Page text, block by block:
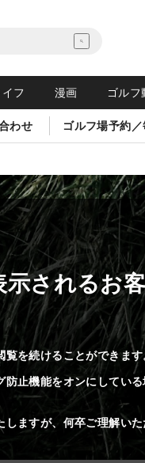
イフ 漫画 ゴルフ
わせ ゴルフ場予約
されるお
を続けることができます
止機能をオンにしてい
ますが、何卒ご理解い